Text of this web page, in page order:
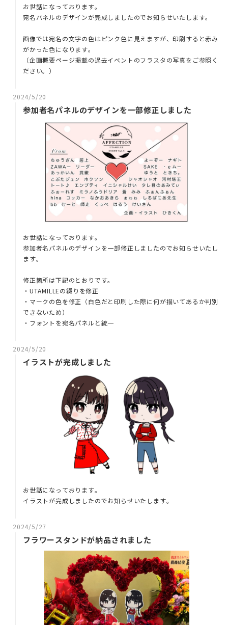
お世話になっております。
宛名パネルのデザインが完成しましたのでお知らせいたします。
画像では宛名の文字の色はピンク色に見えますが、印刷すると赤み
がかった色になります。
（企画概要ページ掲載の過去イベントのフラスタの写真をご参照く
ださい。）
2024/5/20
参加者名パネルのデザインを一部修正しました
お世話になっております。
参加者名パネルのデザインを一部修正しましたのでお知らせいたし
ます。
修正箇所は下記のとおりです。
・UTAMILLEの綴りを修正
・マークの色を修正（白色だと印刷した際に何が描いてあるか判別
できないため）
・フォントを宛名パネルと統一
2024/5/20
イラストが完成しました
お世話になっております。
イラストが完成しましたのでお知らせいたします。
2024/5/27
フラワースタンドが納品されました